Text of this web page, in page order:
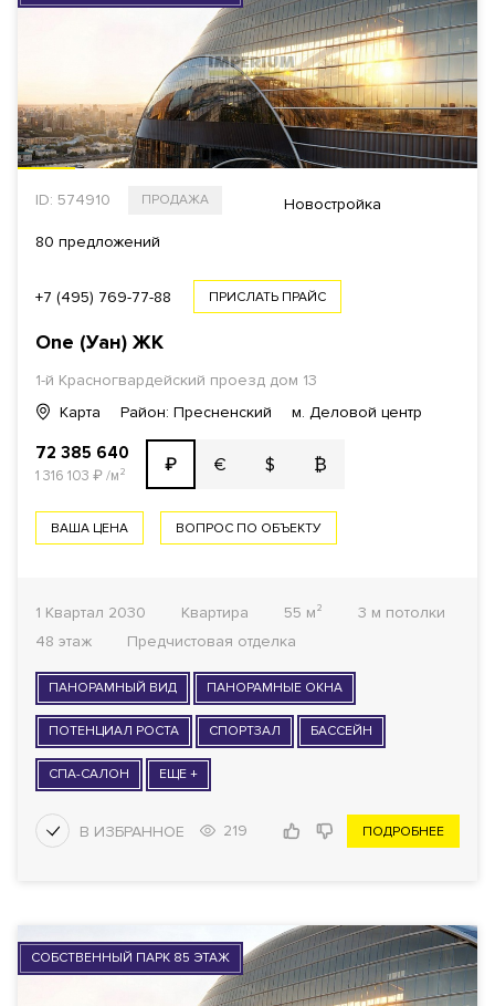
ID: 574910 ПРОДАЖА Новостройка
80 предложений
+7 (495) 769-77-88 ПРИСЛАТЬ ПРАЙС
One (Уан) ЖК
1-й Красногвардейский проезд дом 13
Карта
Район: Пресненский м. Деловой центр
72 385 640
1 316 103 ₽/м² ₽ € $ ₿
ВАША ЦЕНА ВОПРОС ПО ОБЪЕКТУ
1 Квартал 2030 Квартира 55 м²
3 м потолки
48 этаж
Предчистовая отделка
ПАНОРАМНЫЙ ВИД ПАНОРАМНЫЕ ОКНА
ПОТЕНЦИАЛ РОСТА СПОРТЗАЛ БАССЕЙН
СПА-САЛОН ЕЩЕ +
219 ПОДРОБНЕЕ
СОБСТВЕННЫЙ ПАРК 85 ЭТАЖ